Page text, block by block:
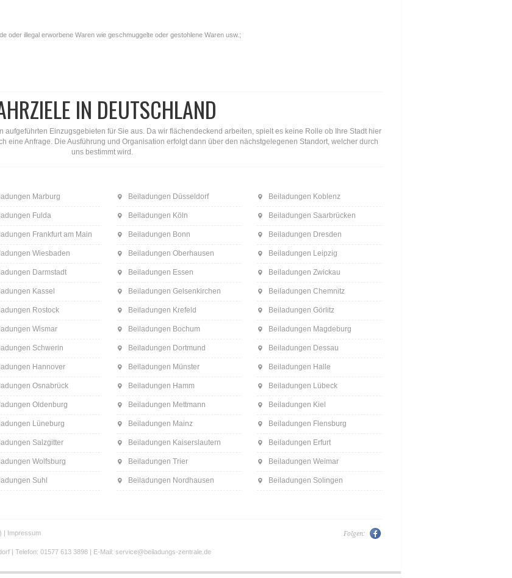
oder illegal erworbene Waren wie geschmuggelte oder gestohlene Waren usw.;
IN DEUTSCHLAND
Einzugsgebieten für Sie aus. Da wir flächendeckend arbeiten, spielt es keine Rolle ob Ihre Stadt hier
eine Anfrage. Die Ausführung und Organisation erfolgt dann über den nächstgelegenen Standort, welcher durch
uns bestimmt wird.
Marburg
Fulda
Frankfurt am Main
Wiesbaden
Darmstadt
Kassel
Rostock
Wismar
Schwerin
Hannover
Osnabrück
Oldenburg
Lüneburg
Salzgitter
Wolfsburg
Suhl
Beiladungen Düsseldorf
Beiladungen Köln
Beiladungen Bonn
Beiladungen Oberhausen
Beiladungen Essen
Beiladungen Gelsenkirchen
Beiladungen Krefeld
Beiladungen Bochum
Beiladungen Dortmund
Beiladungen Münster
Beiladungen Hamm
Beiladungen Mettmann
Beiladungen Mainz
Beiladungen Kaiserslautern
Beiladungen Trier
Beiladungen Nordhausen
Beiladungen Koblenz
Beiladungen Saarbrücken
Beiladungen Dresden
Beiladungen Leipzig
Beiladungen Zwickau
Beiladungen Chemnitz
Beiladungen Görlitz
Beiladungen Magdeburg
Beiladungen Dessau
Beiladungen Halle
Beiladungen Lübeck
Beiladungen Kiel
Beiladungen Flensburg
Beiladungen Erfurt
Beiladungen Weimar
Beiladungen Solingen
| Impressum
| Telefon: 01577 613 3898 | E-Mail: service@beiladungs-zentrale.de
Folgen: